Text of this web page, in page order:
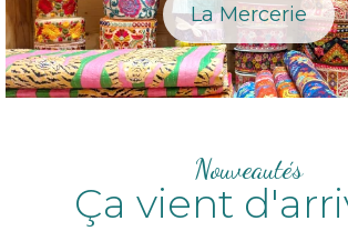
La Mercerie
Nouveautés
Ça vient